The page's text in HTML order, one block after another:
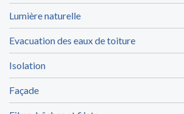
Lumière naturelle
Evacuation des eaux de toiture
Isolation
Façade